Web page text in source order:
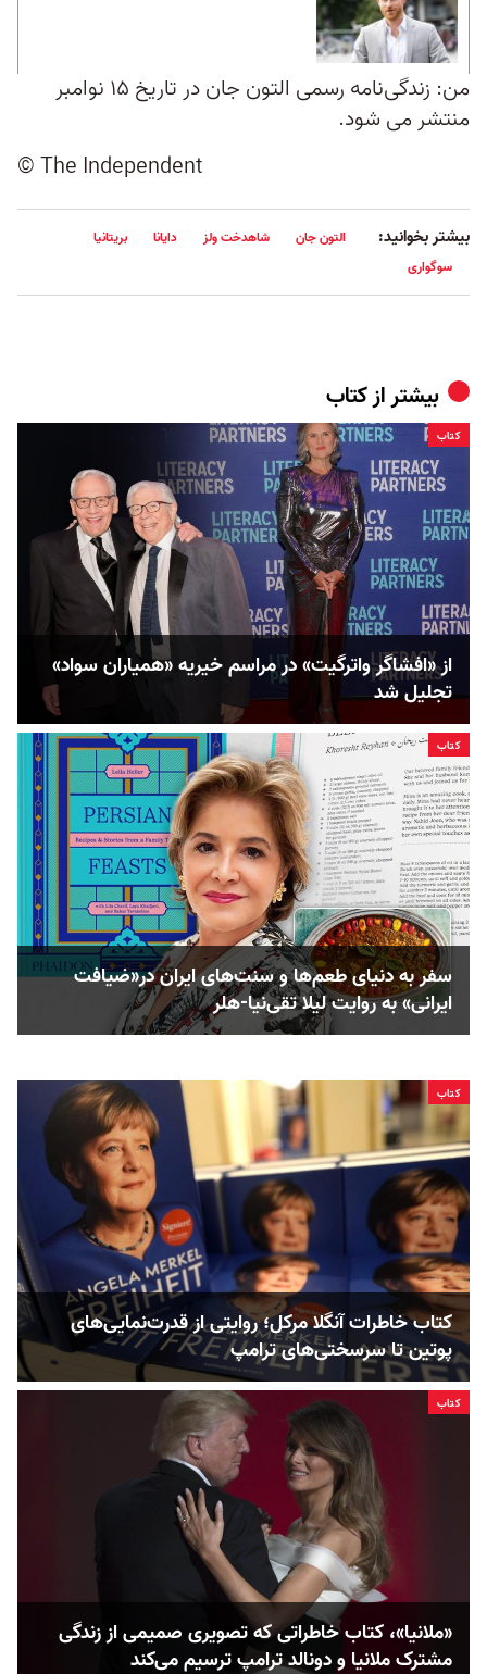
من: زندگی‌نامه رسمی التون جان در تاریخ ۱۵ نوامبر
منتشر می شود.
© The Independent
بیشتر بخوانید: التون جان شاهدخت ولز دایانا
بریتانیا
سوگواری
بیشتر ازکتاب
کتاب
از «افشاگر واترگیت» در مراسم خیریه «همیاران سواد»
تجلیل شد
کتاب
سفر به دنیای طعم‌ها و سنت‌های ایران در«ضیافت
ایرانی» به روایت لیلا تقی‌نیا-هلر
کتاب
کتاب خاطرات آنگلا مرکل؛ روایتی از قدرت‌‌نمایی‌های
پوتین تا سرسختی‌های ترامپ
کتاب
«ملانیا»، کتاب خاطراتی که تصویری صمیمی از زندگی
مشترک ملانیا و دونالد ترامپ ترسیم می‌کند